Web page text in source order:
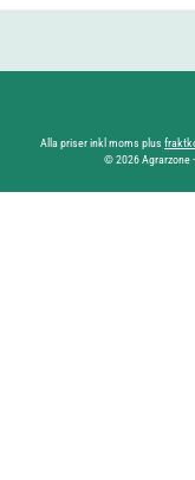
Alla priser inkl moms plus
© 2026 Agrarzone